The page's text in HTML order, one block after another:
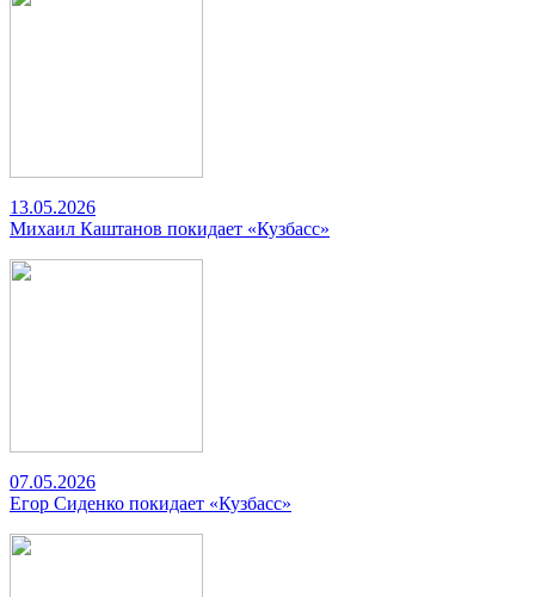
13.05.2026
Михаил Каштанов покидает «Кузбасс»
07.05.2026
Егор Сиденко покидает «Кузбасс»